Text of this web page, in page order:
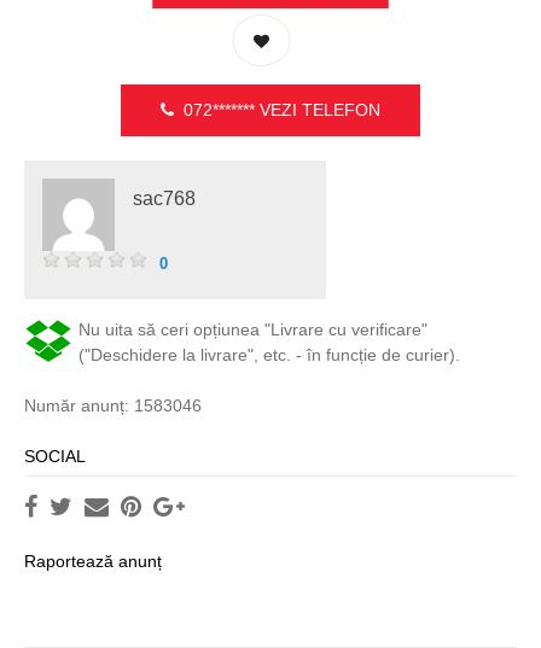
072******* VEZI TELEFON
sac768
0
Nu uita să ceri opțiunea "Livrare cu verificare"
("Deschidere la livrare", etc. - în funcție de curier).
Număr anunț: 1583046
SOCIAL
Raportează anunț